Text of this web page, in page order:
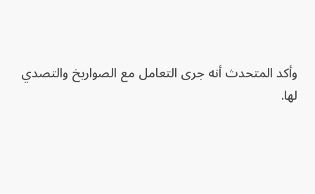
وأكد المتحدث أنه جرى ⁠التعامل مع الصواريخ ​والتصدي ​
لها.